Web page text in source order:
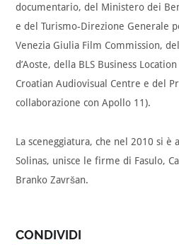
documentario, del Ministero dei
e del Turismo-Direzione Generale
Venezia Giulia Film Commission,
d’Aoste, della BLS Business
Croatian Audiovisual Centre e del
collaborazione con Apollo 11).
La sceneggiatura, che nel 2010 si è
Solinas, unisce le firme di Fasulo,
Branko Završan.
CONDIVIDI